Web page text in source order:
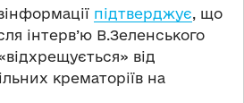
підтверджує, що
інтерв’ю В.Зеленського
від
крематоріїв на